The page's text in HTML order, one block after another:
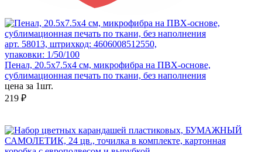
арт. 58013, штрихкод: 4606008512550,
упаковки: 1/50/100
Пенал, 20.5х7.5х4 см, микрофибра на ПВХ-основе,
сублимационная печать по ткани, без наполнения
цена за 1шт.
219 ₽